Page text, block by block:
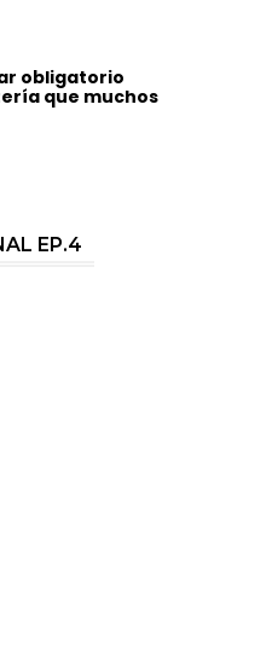
obligatorio
que muchos
EP.4